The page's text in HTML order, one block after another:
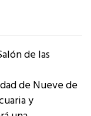
de las
de Nueve de
y